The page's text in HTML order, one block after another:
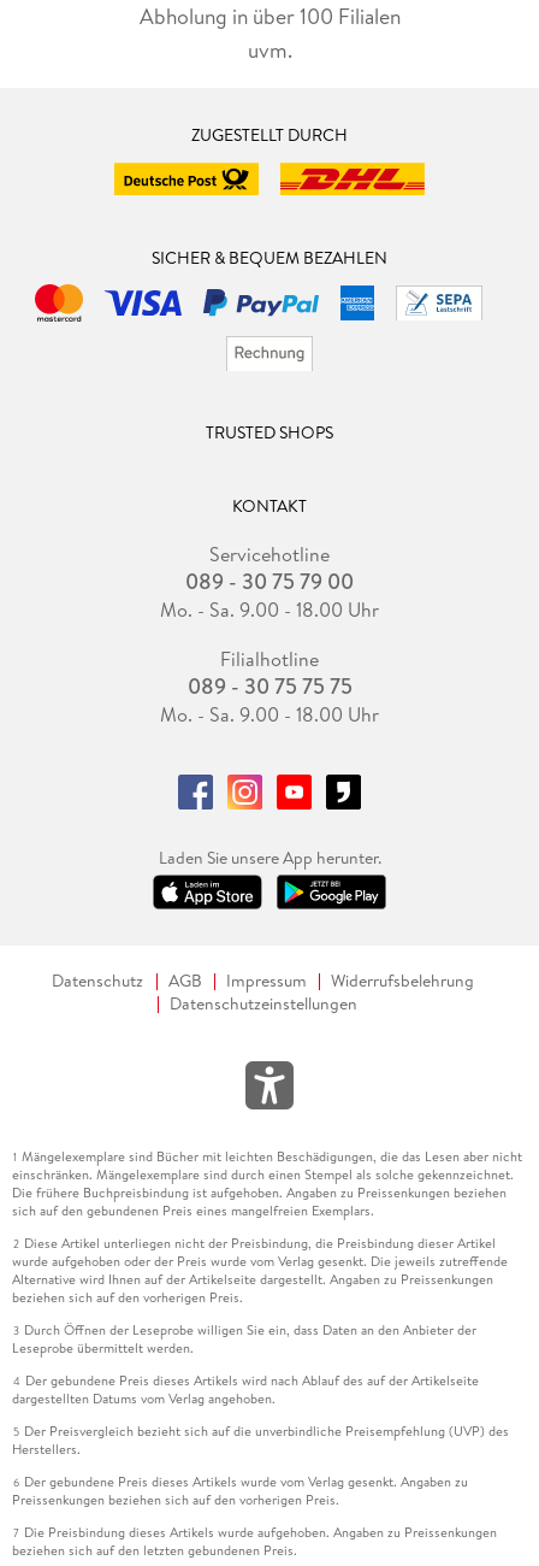
Abholung in über 100 Filialen
uvm.
ZUGESTELLT DURCH
SICHER & BEQUEM BEZAHLEN
TRUSTED SHOPS
KONTAKT
Servicehotline
089 - 30 75 79 00
Mo. - Sa. 9.00 - 18.00 Uhr
Filialhotline
089 - 30 75 75 75
Mo. - Sa. 9.00 - 18.00 Uhr
Laden Sie unsere App herunter.
Datenschutz AGB Impressum
Widerrufsbelehrung
Datenschutzeinstellungen
1 Mängelexemplare sind Bücher mit leichten Beschädigungen, die das Lesen aber nicht
einschränken. Mängelexemplare sind durch einen Stempel als solche gekennzeichnet.
Die frühere Buchpreisbindung ist aufgehoben. Angaben zu Preissenkungen beziehen
sich auf den gebundenen Preis eines mangelfreien Exemplars.
2 Diese Artikel unterliegen nicht der Preisbindung, die Preisbindung dieser Artikel
wurde aufgehoben oder der Preis wurde vom Verlag gesenkt. Die jeweils zutreffende
Alternative wird Ihnen auf der Artikelseite dargestellt. Angaben zu Preissenkungen
beziehen sich auf den vorherigen Preis.
3 Durch Öffnen der Leseprobe willigen Sie ein, dass Daten an den Anbieter der
Leseprobe übermittelt werden.
4 Der gebundene Preis dieses Artikels wird nach Ablauf des auf der Artikelseite
dargestellten Datums vom Verlag angehoben.
5 Der Preisvergleich bezieht sich auf die unverbindliche Preisempfehlung (UVP) des
Herstellers.
6 Der gebundene Preis dieses Artikels wurde vom Verlag gesenkt. Angaben zu
Preissenkungen beziehen sich auf den vorherigen Preis.
7 Die Preisbindung dieses Artikels wurde aufgehoben. Angaben zu Preissenkungen
beziehen sich auf den letzten gebundenen Preis.